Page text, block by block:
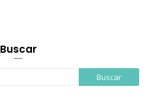
Buscar